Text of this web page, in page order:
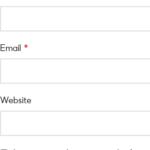
Email *
Website